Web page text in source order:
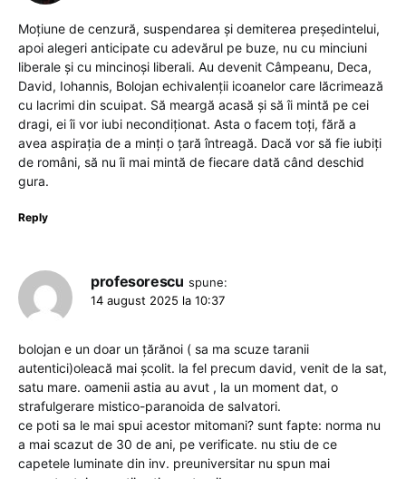
Moțiune de cenzură, suspendarea și demiterea președintelui,
apoi alegeri anticipate cu adevărul pe buze, nu cu minciuni
liberale și cu mincinoși liberali. Au devenit Câmpeanu, Deca,
David, Iohannis, Bolojan echivalenții icoanelor care lăcrimează
cu lacrimi din scuipat. Să meargă acasă și să îi mintă pe cei
dragi, ei îi vor iubi necondiționat. Asta o facem toți, fără a
avea aspirația de a minți o țară întreagă. Dacă vor să fie iubiți
de români, să nu îi mai mintă de fiecare dată când deschid
gura.
Reply
profesorescu spune:
14 august 2025 la 10:37
bolojan e un doar un țărănoi ( sa ma scuze taranii
autentici)oleacă mai școlit. la fel precum david, venit de la sat,
satu mare. oamenii astia au avut , la un moment dat, o
strafulgerare mistico-paranoida de salvatori.
ce poti sa le mai spui acestor mitomani? sunt fapte: norma nu
a mai scazut de 30 de ani, pe verificate. nu stiu de ce
capetele luminate din inv. preuniversitar nu spun mai